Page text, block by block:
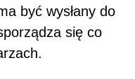
być wysłany do
się co